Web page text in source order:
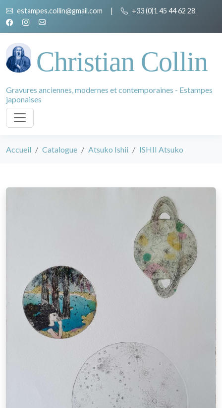
estampes.collin@gmail.com | +33 (0)1 45 44 62 28
Christian Collin
Gravures anciennes, modernes et contemporaines - Estampes
japonaises
Accueil Catalogue Atsuko Ishii ISHII Atsuko